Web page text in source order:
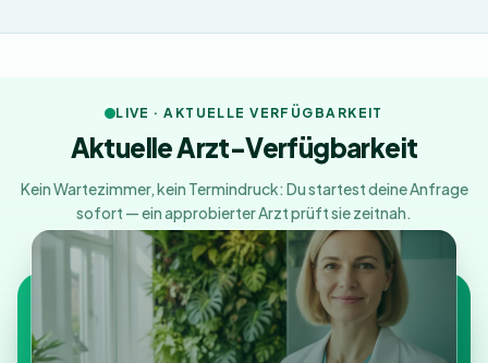
LIVE · AKTUELLE VERFÜGBARKEIT
Aktuelle Arzt-Verfügbarkeit
Kein Wartezimmer, kein Termindruck: Du startest deine Anfrage
sofort — ein approbierter Arzt prüft sie zeitnah.